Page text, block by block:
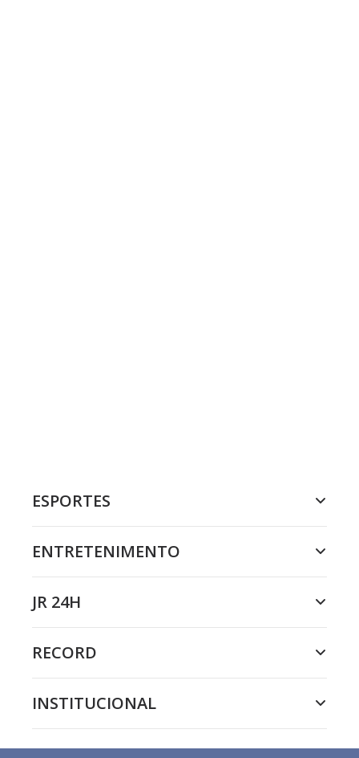
ESPORTES
ENTRETENIMENTO
JR 24H
RECORD
INSTITUCIONAL